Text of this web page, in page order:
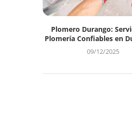
Plomero Durango:
Plomería Confiables en
09/12/2025